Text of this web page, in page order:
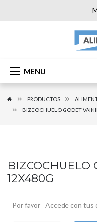
MENU
PRODUCTOS
BIZCOCHUELO GODET
BIZCOCHUELO
12X480G
Por favor Accede con tus